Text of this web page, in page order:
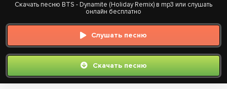
Скачать песню BTS - Dynamite (Holiday Remix) в mp3 или слушать
онлайн бесплатно
Слушать песню
Скачать песню